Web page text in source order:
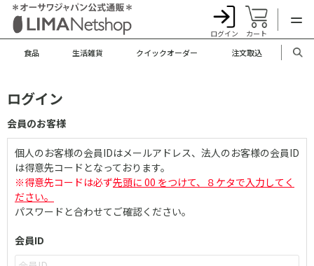
ログイン カート
食品 生活雑貨 クイックオーダー 注文取込
ログイン
会員のお客様
個人のお客様の会員IDはメールアドレス、法人のお客様の会員ID
は得意先コードとなっております。
※得意先コードは必ず先頭に 00 をつけて、８ケタで入力してく
ださい。
パスワードと合わせてご確認ください。
会員ID